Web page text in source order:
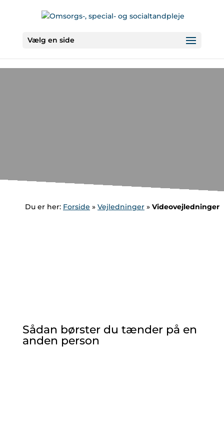
Vælg en side
Du er her: Forside » Vejledninger » Videovejledninger
Sådan børster du tænder på en
anden person